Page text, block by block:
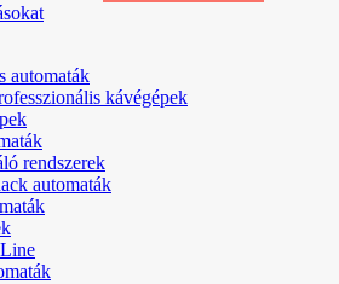
automaták
kávégépek
rendszerek
automaták